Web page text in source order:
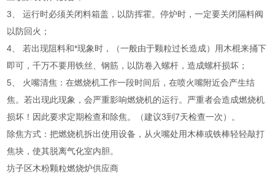
3、 运行时必须关闭料箱盖，以防挥霍。停炉时，一定要关闭隔料阀
以防回火；
4、 若出现阻料和*现象时，（一般由于颗粒过长造成）用木棍来捅下
即可，千万不要用铁丝、钢筋，以防卷入螺杆，造成螺杆损坏；
5、 火嘴清焦：在燃烧机工作一段时间后，在喷火嘴附近会产生结
焦。若出现此现象，会严重影响燃烧机的运行。严重者会造成燃烧机
损坏！因此要求定期检查和除焦。（建议3到7天检查一次）。
除焦方式：把燃烧机拆出使用设备，从火嘴处用木棒或铁棒轻轻敲打
焦块，使其脱离气化室内胆。
坊子区木粉颗粒燃烧炉供应商